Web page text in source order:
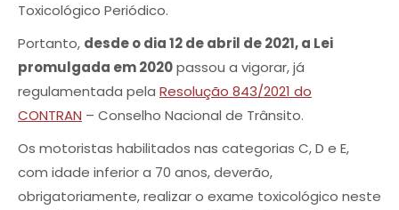
Toxicológico Periódico.
Portanto, desde o dia 12 de abril de 2021, a Lei
promulgada em 2020passou a vigorar, já
regulamentada pela Resolução 843/2021 do
CONTRAN – Conselho Nacional de Trânsito.
Os motoristas habilitados nas categorias C, D e E,
com idade inferior a 70 anos, deverão,
obrigatoriamente, realizar o exame toxicológico neste